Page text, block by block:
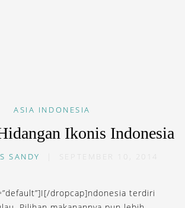
ASIA INDONESIA
Ikonis Indonesia
SANDY SEPTEMBER 10, 2014
dropcap]ndonesia terdiri